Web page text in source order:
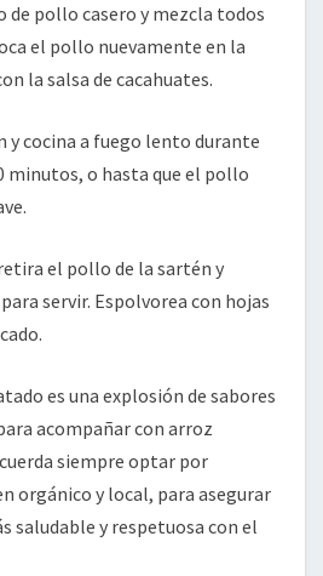
de pollo casero y mezcla todos
el pollo nuevamente en la
la salsa de cacahuates.
y cocina a fuego lento durante
minutos, o hasta que el pollo
el pollo de la sartén y
servir. Espolvorea con hojas
es una explosión de sabores
acompañar con arroz
siempre optar por
orgánico y local, para asegurar
saludable y respetuosa con el